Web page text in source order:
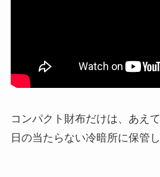
コンパクト財布だけは、あえ
日の当たらない冷暗所に保管し